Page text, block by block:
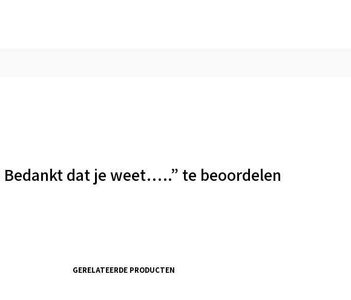
Bedankt dat je weet…..” te beoordelen
GERELATEERDE PRODUCTEN